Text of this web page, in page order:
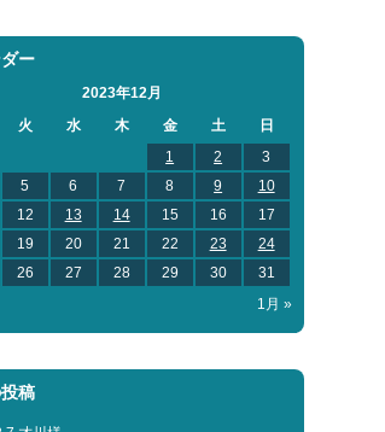
ー
2023年12月
火 水 木 金 土
日
1
2
3
5 6 7 8 9
10
12 13 14 15 16
17
19 20 21 22 23
24
26 27 28 29 30
31
1月 »
稿